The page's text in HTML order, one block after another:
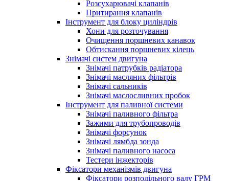
Розсухарювачі клапанів
Притирання клапанів
Інструмент для блоку циліндрів
Хони для розточування
Очищення поршневих канавок
Обтискання поршневих кілець
Знімачі систем двигуна
Знімачі патрубків радіатора
Знімачі масляних фільтрів
Знімачі сальників
Знімачі маслосливних пробок
Інструмент для паливної системи
Знімачі паливного фільтра
Зажими для трубопроводів
Знімачі форсунок
Знімачі лямбда зонда
Знімачі паливного насоса
Тестери інжекторів
Фіксатори механізмів двигуна
Фіксатори розподільного валу ГРМ